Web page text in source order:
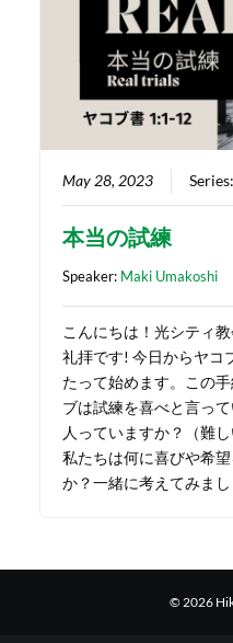
May 28, 2023 Series:
本当の試練
Speaker: Maki Umakoshi
こんにちは！光シティ
礼拝です! 今日からヤコ
たって始めます。この
ブは試練を喜べと言っ
人っていますか？（難
私たちは何に喜びや希
か？一緒に考えてみまし
© 2026